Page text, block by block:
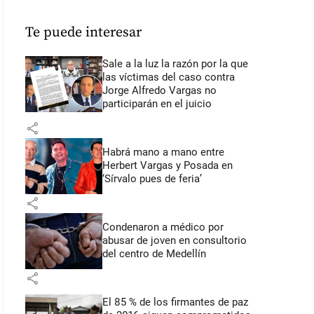
Te puede interesar
Sale a la luz la razón por la que
las víctimas del caso contra
Jorge Alfredo Vargas no
participarán en el juicio
share
Habrá mano a mano entre
Herbert Vargas y Posada en
‘Sírvalo pues de feria’
share
Condenaron a médico por
abusar de joven en consultorio
del centro de Medellín
share
El 85 % de los firmantes de paz